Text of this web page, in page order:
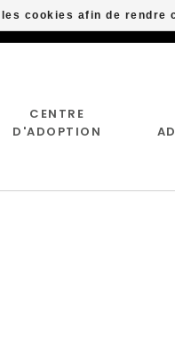
CENTRE
D'ADOPTION
cookies afin de